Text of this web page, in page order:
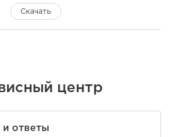
Скачать
центр
ответы